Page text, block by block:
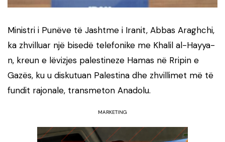
Ministri i Punëve të Jashtme i Iranit, Abbas Araghchi,
ka zhvilluar një bisedë telefonike me Khalil al-Hayya-
n, kreun e lëvizjes palestineze Hamas në Rripin e
Gazës, ku u diskutuan Palestina dhe zhvillimet më të
fundit rajonale, transmeton Anadolu.
MARKETING